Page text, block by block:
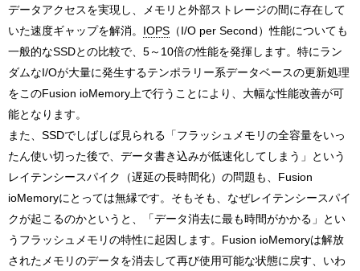
データアクセスを実現し、メモリと外部ストレージの間に存在して
いた速度ギャップを解消。 IOPS （I/O per Second）性能についても
一般的なSSDとの比較で、5～10倍の性能を発揮します。特にラン
ダムなI/Oが大量に発生するテンポラリー系データベースの更新処理
をこのFusion ioMemory上で行うことにより、大幅な性能改善が可
能となります。
また、SSDでしばしば見られる「フラッシュメモリの全容量をいっ
たん使い切った後で、データ書き込みが低速化してしまう」という
レイテンシースパイク（遅延の長時間化）の問題も、Fusion
ioMemoryにとっては無縁です。そもそも、なぜレイテンシースパイ
クが起こるのかというと、「データ消去に最も時間がかかる」とい
うフラッシュメモリの特性に起因します。Fusion ioMemoryは解放
されたメモリのデータを消去して再び使用可能な状態に戻す、いわ